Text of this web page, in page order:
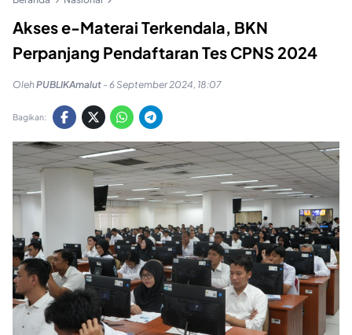
Akses e-Materai Terkendala, BKN
Perpanjang Pendaftaran Tes CPNS 2024
OlehPUBLIKAmalut - 6 September 2024, 18:07
Bagikan: